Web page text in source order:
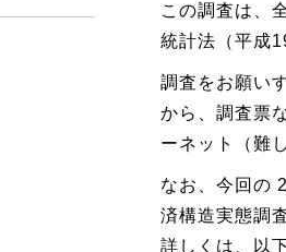
この調査は、
統計法（平成
調査をお願い
から、調査票
ーネット（難
なお、今回の
済構造実態調
詳しくは、以